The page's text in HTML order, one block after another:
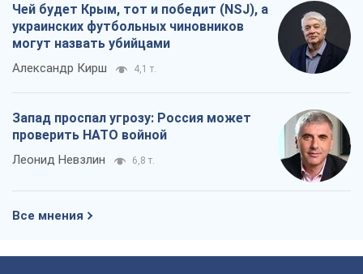
Чей будет Крым, тот и победит (NSJ), а
украинских футбольных чиновников
могут назвать убийцами
Александр Кирш 4,1 т.
Запад проспал угрозу: Россия может
проверить НАТО войной
Леонид Невзлин 6,8 т.
Все мнения